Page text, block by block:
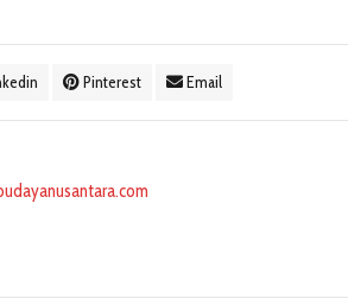
Pinterest Email